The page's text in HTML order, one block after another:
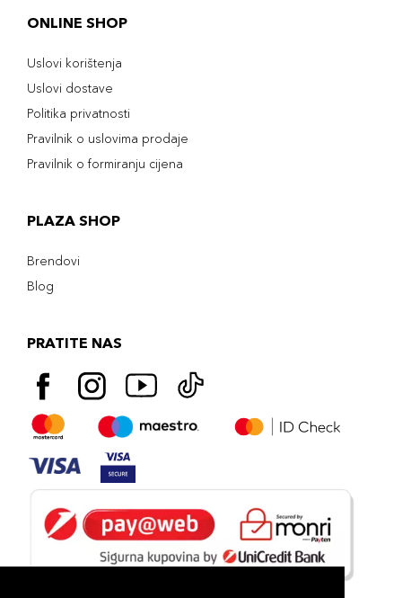
ONLINE SHOP
Uslovi korištenja
Uslovi dostave
Politika privatnosti
Pravilnik o uslovima prodaje
Pravilnik o formiranju cijena
PLAZA SHOP
Brendovi
Blog
PRATITE NAS